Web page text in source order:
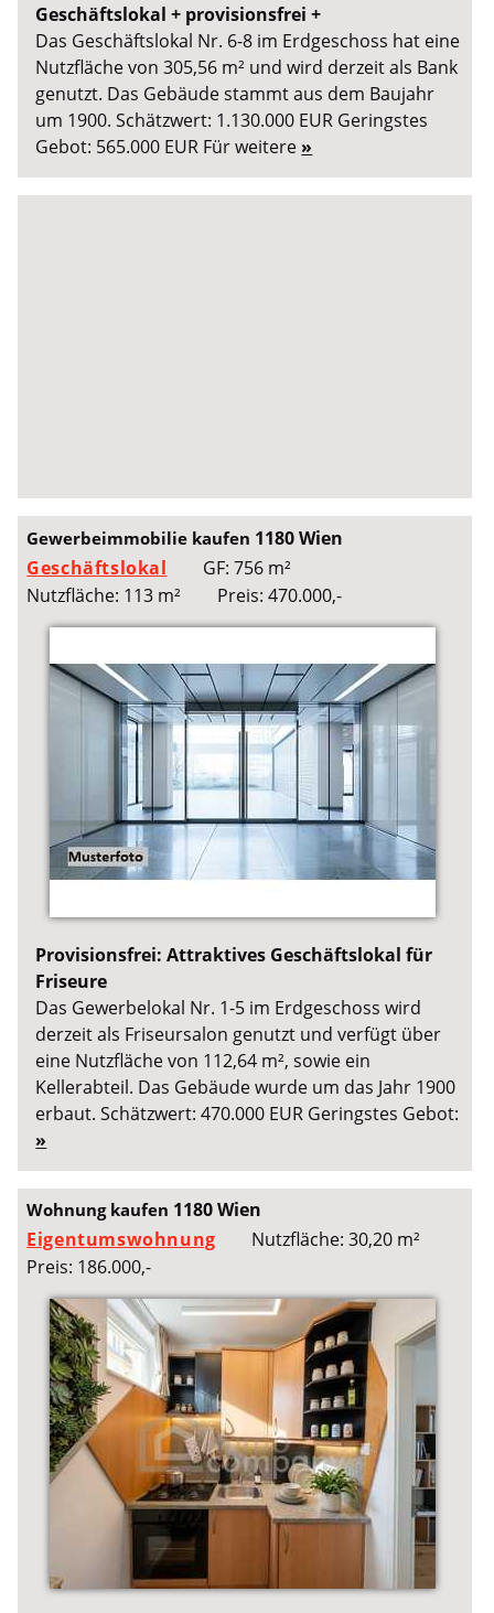
Geschäftslokal + provisionsfrei +
Das Geschäftslokal Nr. 6-8 im Erdgeschoss hat eine
Nutzfläche von 305,56 m² und wird derzeit als Bank
genutzt. Das Gebäude stammt aus dem Baujahr
um 1900. Schätzwert: 1.130.000 EUR Geringstes
Gebot: 565.000 EUR Für weitere »
Gewerbeimmobilie kaufen 1180 Wien
Geschäftslokal
GF: 756 m²
Nutzfläche: 113 m²
Preis: 470.000,-
Provisionsfrei: Attraktives Geschäftslokal für
Friseure
Das Gewerbelokal Nr. 1-5 im Erdgeschoss wird
derzeit als Friseursalon genutzt und verfügt über
eine Nutzfläche von 112,64 m², sowie ein
Kellerabteil. Das Gebäude wurde um das Jahr 1900
erbaut. Schätzwert: 470.000 EUR Geringstes Gebot:
»
Wohnung kaufen 1180 Wien
Eigentumswohnung
Nutzfläche: 30,20 m²
Preis: 186.000,-